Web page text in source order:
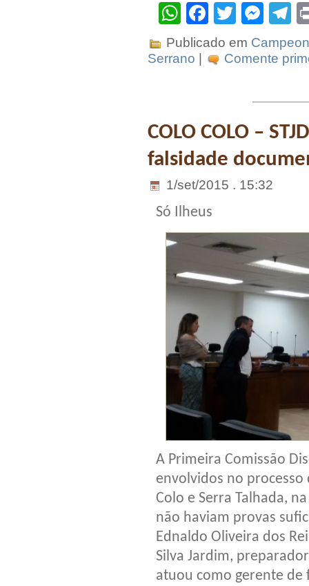
WhatsApp
Facebook
Twitter
Publicado em
Serrano
Comente
COLO COLO –
falsidade
1/set/2015 . 15:32
Só Ilheus
A Primeira Comissão
envolvidos no
Colo e Serra Talhada,
não haviam provas
Ednaldo Oliveira dos
Silva Jardim,
atuou como gerente